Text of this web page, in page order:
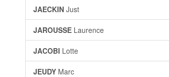
JAECKIN Just
JAROUSSE Laurence
JACOBI Lotte
JEUDY Marc